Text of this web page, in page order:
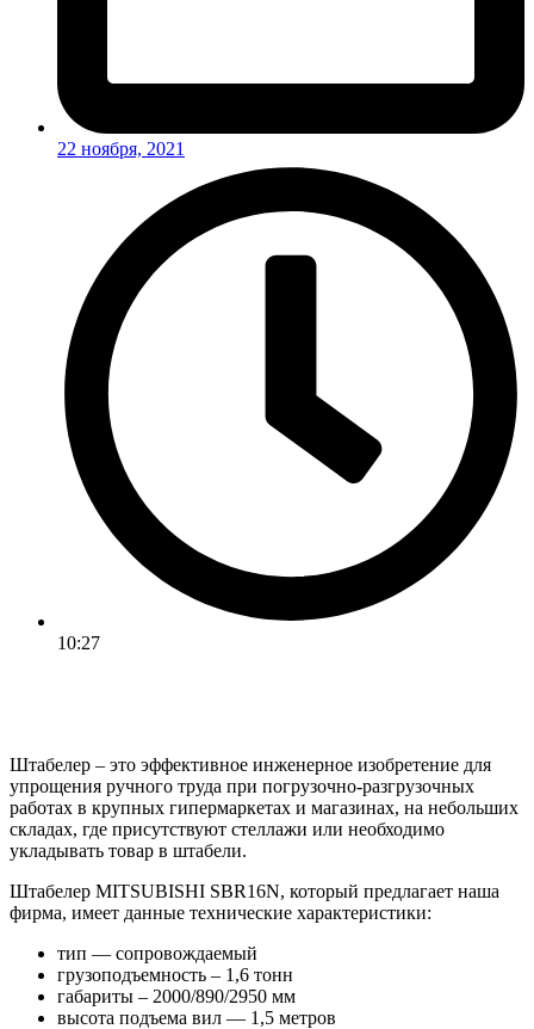
22 ноября, 2021
10:27
Штабелер – это эффективное инженерное изобретение для
упрощения ручного труда при погрузочно-разгрузочных
работах в крупных гипермаркетах и магазинах, на небольших
складах, где присутствуют стеллажи или необходимо
укладывать товар в штабели.
Штабелер MITSUBISHI SBR16N, который предлагает наша
фирма, имеет данные технические характеристики:
тип — сопровождаемый
грузоподъемность – 1,6 тонн
габариты – 2000/890/2950 мм
высота подъема вил — 1,5 метров